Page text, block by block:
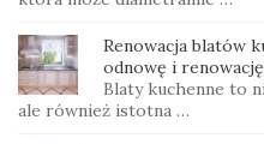
Renowacja blatów
odnowę i
Blaty kuchenne to
ale również istotna …